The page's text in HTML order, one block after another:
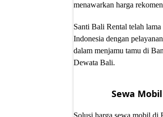
menawarkan harga
Santi Bali Rental telah
Indonesia dengan
dalam menjamu tamu di
Dewata Bali.
Sewa